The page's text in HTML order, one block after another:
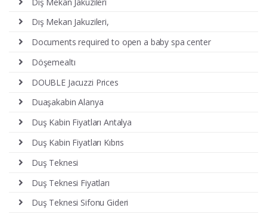
Dış Mekan Jakuzileri,
Documents required to open a baby spa center
Döşemealtı
DOUBLE Jacuzzi Prices
Duaşakabin Alanya
Duş Kabin Fiyatları Antalya
Duş Kabin Fiyatları Kıbrıs
Duş Teknesi
Duş Teknesi Fiyatları
Duş Teknesi Sifonu Gideri